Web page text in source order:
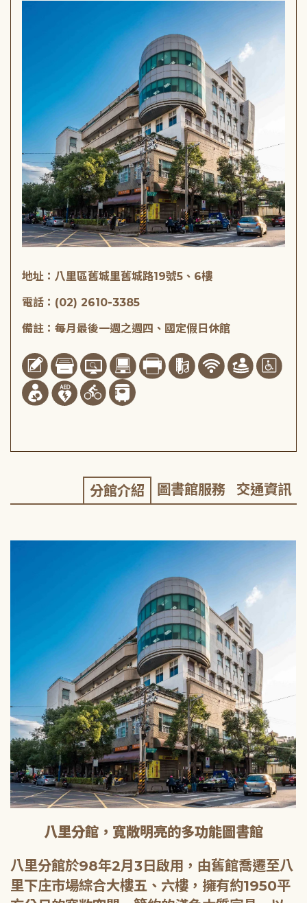
地址：八里區舊城里舊城路19號5、6樓
電話：(02) 2610-3385
備註：每月最後一週之週四、國定假日休館
分館介紹 圖書館服務 交通資訊
八里分館，寬敞明亮的多功能圖書館
八里分館於98年2月3日啟用，由舊館喬遷至八
里下庄市場綜合大樓五、六樓，擁有約1950平